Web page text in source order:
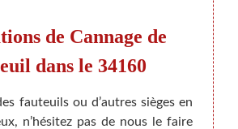
de Cannage de
dans le 34160
fauteuils ou d’autres sièges en
n’hésitez pas de nous le faire
Le
Si